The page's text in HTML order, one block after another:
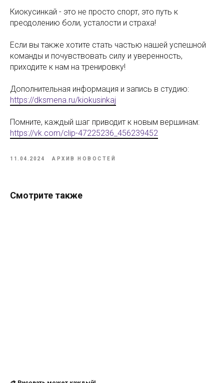
Киокусинкай - это не просто спорт, это путь к
преодолению боли, усталости и страха!
Если вы также хотите стать частью нашей успешной
команды и почувствовать силу и уверенность,
приходите к нам на тренировку!
Дополнительная информация и запись в студию:
https://dksmena.ru/kiokusinkaj
Помните, каждый шаг приводит к новым вершинам:
https://vk.com/clip-47225236_456239452
11.04.2024 АРХИВ НОВОСТЕЙ
Смотрите также